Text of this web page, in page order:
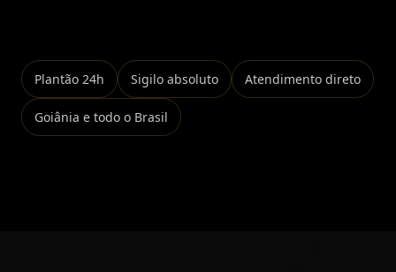
Plantão 24h Sigilo absoluto Atendimento direto
Goiânia e todo o Brasil